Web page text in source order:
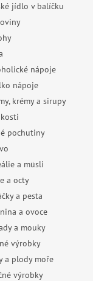
jídlo v balíčku
nápoje
nápoje
krémy a sirupy
pochutiny
a müsli
a octy
a pesta
a ovoce
a mouky
výrobky
a plody moře
výrobky